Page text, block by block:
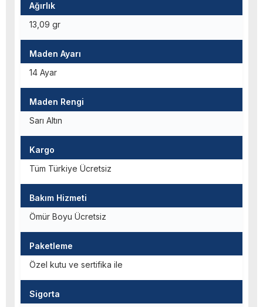
Ağırlık
13,09 gr
Maden Ayarı
14 Ayar
Maden Rengi
Sarı Altın
Kargo
Tüm Türkiye Ücretsiz
Bakım Hizmeti
Ömür Boyu Ücretsiz
Paketleme
Özel kutu ve sertifika ile
Sigorta